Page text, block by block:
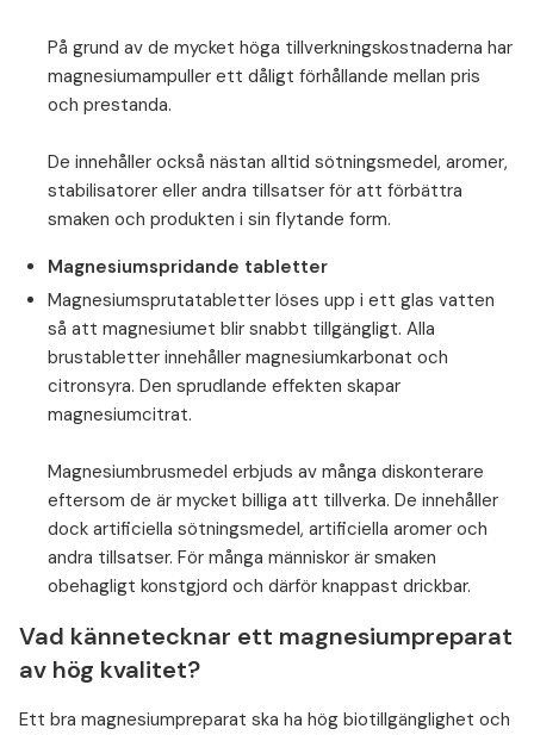
⁠På grund av de mycket höga tillverkningskostnaderna har
magnesiumampuller ett dåligt förhållande mellan pris
och prestanda.
⁠De innehåller också nästan alltid sötningsmedel, aromer,
stabilisatorer eller andra tillsatser för att förbättra
smaken och produkten i sin flytande form.
Magnesiumspridande tabletter
Magnesiumsprutatabletter löses upp i ett glas vatten
så att magnesiumet blir snabbt tillgängligt. Alla
brustabletter innehåller magnesiumkarbonat och
citronsyra. Den sprudlande effekten skapar
magnesiumcitrat.
⁠Magnesiumbrusmedel erbjuds av många diskonterare
eftersom de är mycket billiga att tillverka. De innehåller
dock artificiella sötningsmedel, artificiella aromer och
andra tillsatser. För många människor är smaken
obehagligt konstgjord och därför knappast drickbar.
Vad kännetecknar ett magnesiumpreparat
av hög kvalitet?
Ett bra magnesiumpreparat ska ha hög biotillgänglighet och